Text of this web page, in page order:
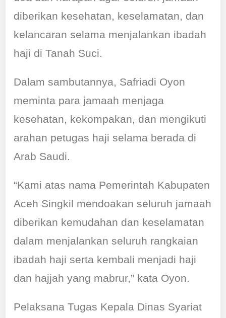
diberikan kesehatan, keselamatan, dan
kelancaran selama menjalankan ibadah
haji di Tanah Suci.
Dalam sambutannya, Safriadi Oyon
meminta para jamaah menjaga
kesehatan, kekompakan, dan mengikuti
arahan petugas haji selama berada di
Arab Saudi.
“Kami atas nama Pemerintah Kabupaten
Aceh Singkil mendoakan seluruh jamaah
diberikan kemudahan dan keselamatan
dalam menjalankan seluruh rangkaian
ibadah haji serta kembali menjadi haji
dan hajjah yang mabrur,” kata Oyon.
Pelaksana Tugas Kepala Dinas Syariat